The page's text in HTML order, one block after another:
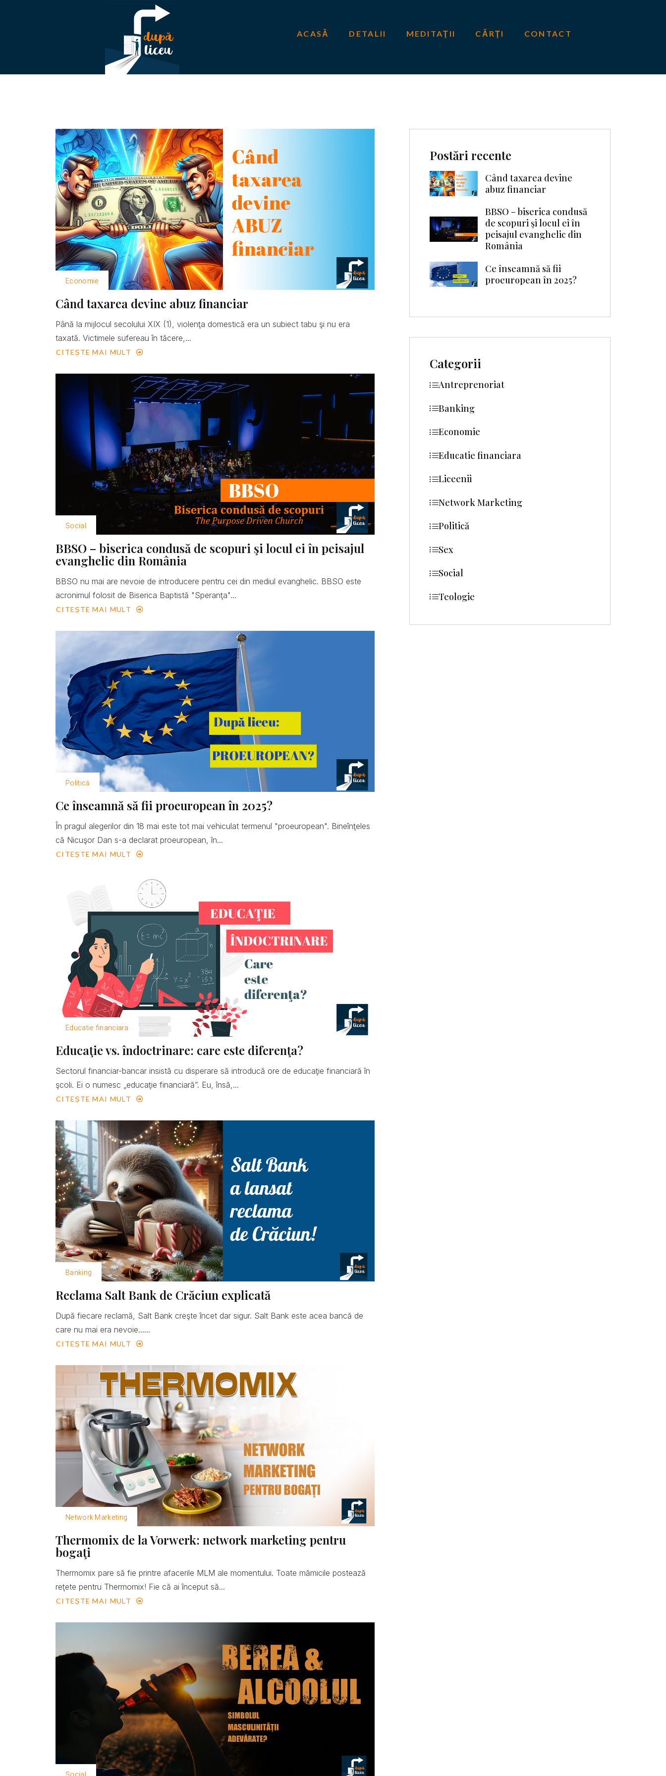
ACASĂ DETALII MEDITAŢII CĂRŢI CONTACT
Economie
Când taxarea devine abuz financiar
Până la mijlocul secolului XIX (1), violenţa domestică era un subiect tabu şi nu era
taxată. Victimele sufereau în tăcere,...
CITEȘTE MAI MULT
Social
BBSO – biserica condusă de scopuri şi locul ei în peisajul
evanghelic din România
BBSO nu mai are nevoie de introducere pentru cei din mediul evanghelic. BBSO este
acronimul folosit de Biserica Baptistă "Speranţa"...
CITEȘTE MAI MULT
Politică
Ce înseamnă să fii proeuropean în 2025?
În pragul alegerilor din 18 mai este tot mai vehiculat termenul "proeuropean". Bineînţeles
că Nicuşor Dan s-a declarat proeuropean, în...
CITEȘTE MAI MULT
Educatie financiara
Educaţie vs. îndoctrinare: care este diferenţa?
Sectorul financiar-bancar insistă cu disperare să introducă ore de educaţie financiară în
şcoli. Ei o numesc „educaţie financiară”. Eu, însă,...
CITEȘTE MAI MULT
Banking
Reclama Salt Bank de Crăciun explicată
După fiecare reclamă, Salt Bank creşte încet dar sigur. Salt Bank este acea bancă de
care nu mai era nevoie......
CITEȘTE MAI MULT
Network Marketing
Thermomix de la Vorwerk: network marketing pentru
bogaţi
Thermomix pare să fie printre afacerile MLM ale momentului. Toate mămicile postează
reţete pentru Thermomix! Fie că ai început să...
CITEȘTE MAI MULT
Postări recente
Când taxarea devine
abuz financiar
BBSO – biserica condusă
de scopuri şi locul ei în
peisajul evanghelic din
România
Ce înseamnă să fii
proeuropean în 2025?
Categorii
Antreprenoriat
Banking
Economie
Educatie financiara
Liceenii
Network Marketing
Politică
Sex
Social
Teologie